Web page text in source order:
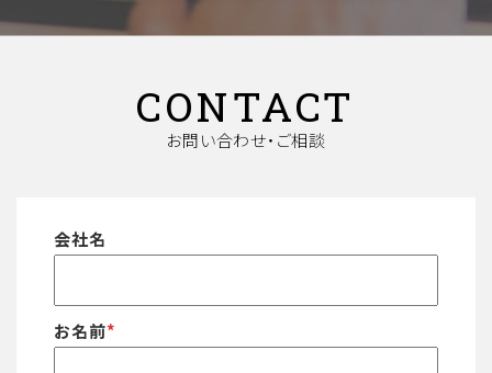
CONTACT
お問い合わせ・ご相談
会社名
お名前*